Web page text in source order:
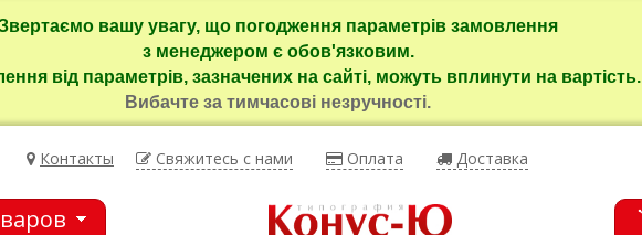
вашу увагу, що погодження параметрів замовлення
з менеджером є обов'язковим.
від параметрів, зазначених на сайті, можуть вплинути на вартість.
Вибачте за тимчасові незручності.
Контакты Свяжитесь с нами Оплата Доставка